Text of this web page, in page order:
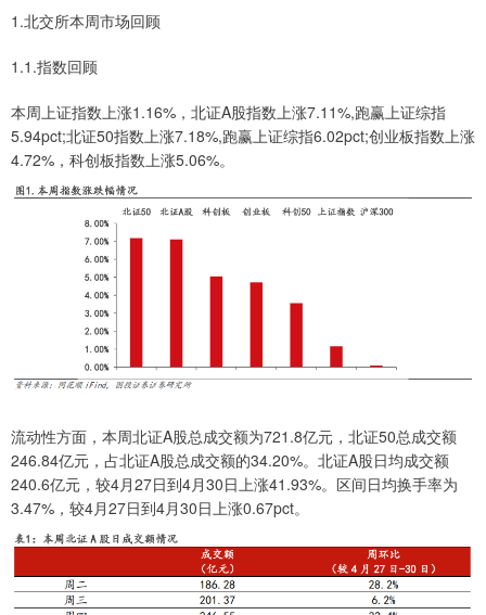
1.北交所本周市场回顾
1.1.指数回顾
本周上证指数上涨1.16%，北证A股指数上涨7.11%,跑赢上证综指
5.94pct;北证50指数上涨7.18%,跑赢上证综指6.02pct;创业板指数上涨
4.72%，科创板指数上涨5.06%。
流动性方面，本周北证A股总成交额为721.8亿元，北证50总成交额
246.84亿元，占北证A股总成交额的34.20%。北证A股日均成交额
240.6亿元，较4月27日到4月30日上涨41.93%。区间日均换手率为
3.47%，较4月27日到4月30日上涨0.67pct。